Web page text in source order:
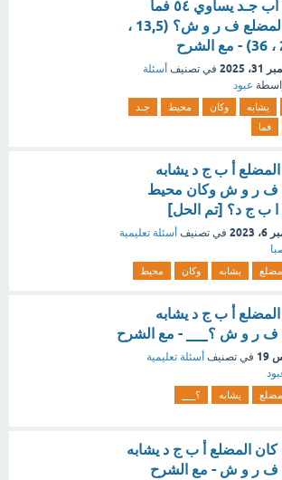
المضلع أب جـد يساوي ٥٤ فما
محيط المضلع ف ر و ش؟ (13,5 ،
2025 في تصنيف أسئلة
عبود
يشابه وكان محيط
جـد
فما
المضلع أ ب ج د يشابه
ف ر و ش وكان محيط
ا ب ج د؟ [تم الحل]
في تصنيف أسئلة تعليمية
يشابه وكان محيط
المضلع أ ب ج د يشابه
ف ر و ش ؟___ - مع الشرح
في تصنيف أسئلة تعليمية
يشابه ؟___
المضلع أ ب ج د يشابه
ف ر و ش - مع الشرح